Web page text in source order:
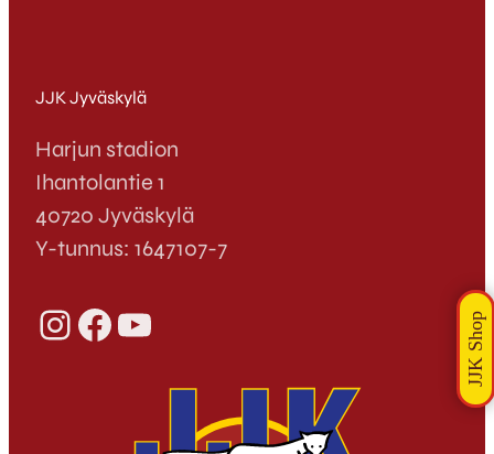
JJK Jyväskylä
Harjun stadion
Ihantolantie 1
40720 Jyväskylä
Y-tunnus: 1647107-7
InstagramFacebook YouTube